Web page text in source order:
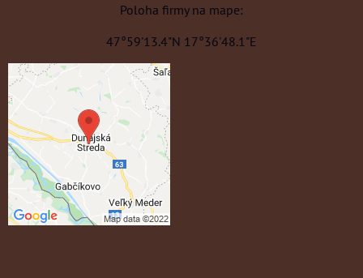
Poloha firmy na mape:
47°59'13.4"N 17°36'48.1"E